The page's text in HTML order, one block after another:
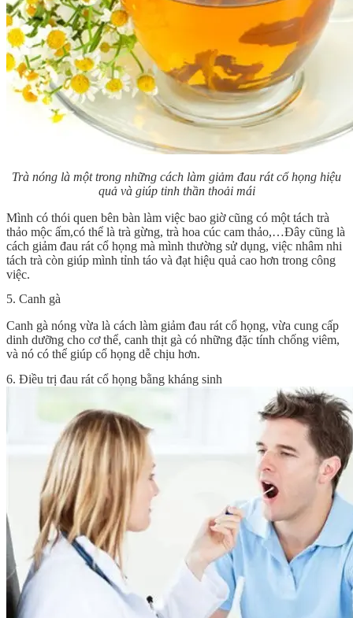
Trà nóng là một trong những cách làm giảm đau rát cổ họng hiệu
quả và giúp tinh thần thoải mái
Mình có thói quen bên bàn làm việc bao giờ cũng có một tách trà
thảo mộc ấm,có thể là trà gừng, trà hoa cúc cam thảo,…Đây cũng là
cách giảm đau rát cổ họng mà mình thường sử dụng, việc nhâm nhi
tách trà còn giúp mình tỉnh táo và đạt hiệu quả cao hơn trong công
việc.
5. Canh gà
Canh gà nóng vừa là cách làm giảm đau rát cổ họng, vừa cung cấp
dinh dưỡng cho cơ thể, canh thịt gà có những đặc tính chống viêm,
và nó có thể giúp cổ họng dễ chịu hơn.
6. Điều trị đau rát cổ họng bằng kháng sinh